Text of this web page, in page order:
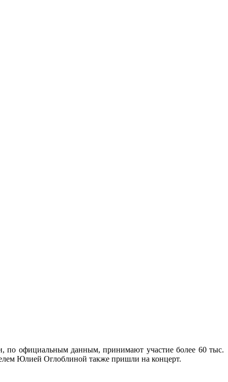
по официальным данным, принимают участие более 60 тыс.
Юлией Оглоблиной также пришли на концерт.